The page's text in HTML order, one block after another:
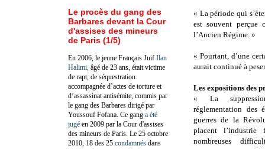
« La période qui
est souvent perçue
l’Ancien Régime. »
« Pourtant, d’une
aurait continué à
Les expositions des
« La
réglementation des
guerres de la
placent l’industrie
nombreuses
Le procès du gang des
Barbares devant la Cour
d'assises des mineurs
de Paris (1/5)
En 2006, le jeune Français Juif Ilan
Halimi, âgé de 23 ans, était victime
de rapt, de séquestration
accompagnée d’actes de torture et
d’assassinat antisémite, commis par
le gang des Barbares dirigé par
Youssouf Fofana. Ce gang a été
jugé en 2009 par la Cour d'assises
des mineurs de Paris. Le 25 octobre
2010, 18 des 25 condamnés dans